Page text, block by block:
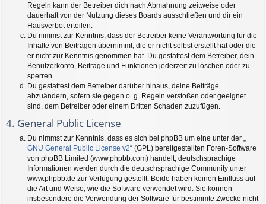
Regeln kann der Betreiber dich nach Abmahnung zeitweise oder
dauerhaft von der Nutzung dieses Boards ausschließen und dir ein
Hausverbot erteilen.
Du nimmst zur Kenntnis, dass der Betreiber keine Verantwortung für die
Inhalte von Beiträgen übernimmt, die er nicht selbst erstellt hat oder die
er nicht zur Kenntnis genommen hat. Du gestattest dem Betreiber, dein
Benutzerkonto, Beiträge und Funktionen jederzeit zu löschen oder zu
sperren.
Du gestattest dem Betreiber darüber hinaus, deine Beiträge
abzuändern, sofern sie gegen o. g. Regeln verstoßen oder geeignet
sind, dem Betreiber oder einem Dritten Schaden zuzufügen.
4. General Public License
Du nimmst zur Kenntnis, dass es sich bei phpBB um eine unter der „
GNU General Public License v2“ (GPL) bereitgestellten Foren-Software
von phpBB Limited (www.phpbb.com) handelt; deutschsprachige
Informationen werden durch die deutschsprachige Community unter
www.phpbb.de zur Verfügung gestellt. Beide haben keinen Einfluss auf
die Art und Weise, wie die Software verwendet wird. Sie können
insbesondere die Verwendung der Software für bestimmte Zwecke nicht